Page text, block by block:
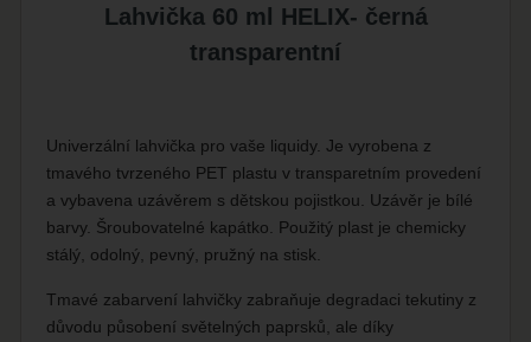
Lahvička 60 ml HELIX- černá
transparentní
Univerzální lahvička pro vaše liquidy. Je vyrobena z
tmavého tvrzeného PET plastu v transparetním provedení
a vybavena uzávěrem s dětskou pojistkou. Uzávěr je bílé
barvy. Šroubovatelné kapátko. Použitý plast je chemicky
stálý, odolný, pevný, pružný na stisk.
Tmavé zabarvení lahvičky zabraňuje degradaci tekutiny z
důvodu působení světelných paprsků, ale díky